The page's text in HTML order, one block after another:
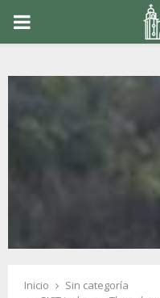
PRIMARY
Inicio
Sin categoría